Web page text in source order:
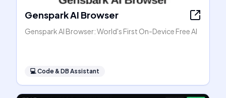
Genspark AI Browser
Genspark AI Browser: World's First On-Device Free AI
💻Code & DB Assistant